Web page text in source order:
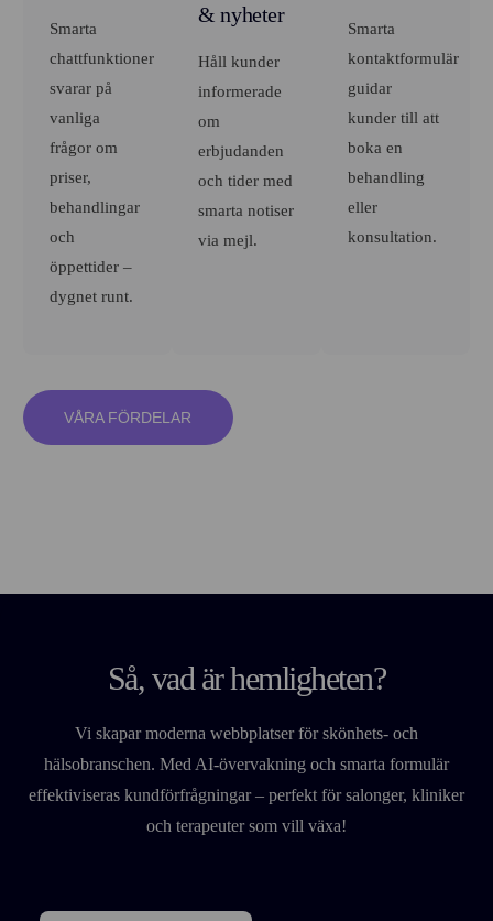
Smarta
chattfunktioner
svarar på
vanliga
frågor om
priser,
behandlingar
och
öppettider –
dygnet runt.
& nyheter
Håll kunder
informerade
om
erbjudanden
och tider med
smarta notiser
via mejl.
Smarta
kontaktformulär
guidar
kunder till att
boka en
behandling
eller
konsultation.
VÅRA FÖRDELAR
Så, vad är hemligheten?
Vi skapar moderna webbplatser för skönhets- och
hälsobranschen. Med AI-övervakning och smarta formulär
effektiviseras kundförfrågningar – perfekt för salonger, kliniker
och terapeuter som vill växa!